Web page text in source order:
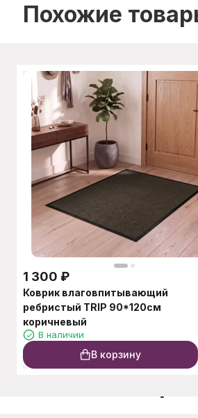
Похожие
1 300 ₽
Коврик влаговпитывающий
ребристый TRIP 90*120см
коричневый
В наличии
В корзину